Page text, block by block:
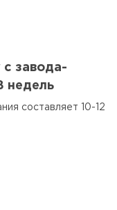
с завода-
недель
составляет 10-12